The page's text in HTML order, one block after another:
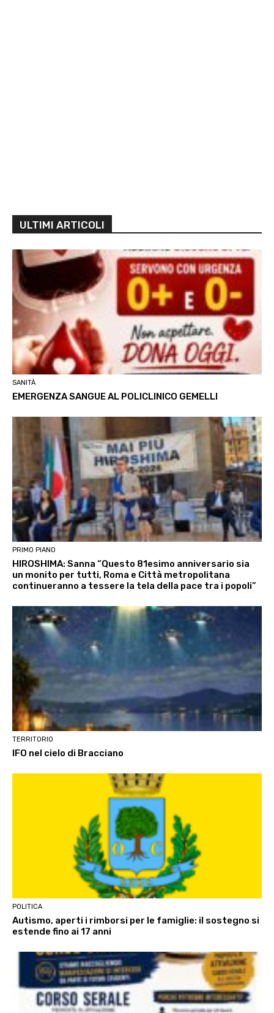
ULTIMI ARTICOLI
SANITÀ
EMERGENZA SANGUE AL POLICLINICO GEMELLI
PRIMO PIANO
HIROSHIMA: Sanna “Questo 81esimo anniversario sia
un monito per tutti, Roma e Città metropolitana
continueranno a tessere la tela della pace tra i popoli”
TERRITORIO
IFO nel cielo di Bracciano
POLITICA
Autismo, aperti i rimborsi per le famiglie: il sostegno si
estende fino ai 17 anni